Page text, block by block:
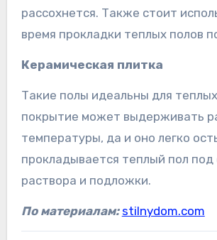
рассохнется. Также стоит
время прокладки теплых полов
Керамическая плитка
Такие полы идеальны для
покрытие может выдерживать
температуры, да и оно легко
прокладывается теплый пол под
раствора и подложки.
По материалам: stilnydom.com